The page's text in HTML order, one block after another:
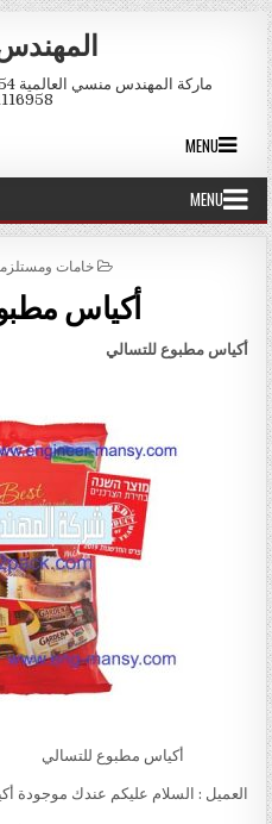
Skip to content
MENU
MENU
POSTED IN
خامات
أكياس
أكياس مطبوع للتسالي
أكياس مطبوع للتسالي
العميل : السلام عليكم عندك موجودة